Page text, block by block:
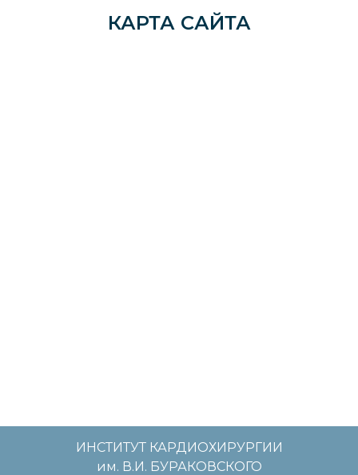
КАРТА САЙТА
ИНСТИТУТ КАРДИОХИРУРГИИ
им. В.И. БУРАКОВСКОГО